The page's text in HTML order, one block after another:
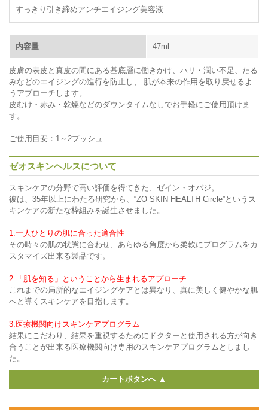
すっきり引き締めアンチエイジング美容液
内容量 47ml
皮膚の表皮と真皮の間にある基底層に働きかけ、ハリ・潤い不足、たる
みなどのエイジングの進行を防止し、 肌が本来の作用を取り戻せるよ
うアプローチします。
皮むけ・赤み・乾燥などのダウンタイムなしでお手軽にご使用頂けま
す。
ご使用目安：1～2プッシュ
ゼオスキンヘルスについて
スキンケアの分野で高い評価を得てきた、ゼイン・オバジ。
彼は、35年以上にわたる研究から、“ZO SKIN HEALTH Circle”というス
キンケアの新たな枠組みを誕生させました。
1.一人ひとりの肌に合った適合性
その時々の肌の状態に合わせ、あらゆる角度から柔軟にプログラムをカ
スタマイズ出来る製品です。
2.「肌を知る」ということから生まれるアプローチ
これまでの局所的なエイジングケアとは異なり、真に美しく健やかな肌
へと導くスキンケアを目指します。
3.医療機関向けスキンケアプログラム
結果にこだわり、結果を重視するためにドクターと使用される方が向き
合うことが出来る医療機関向け専用のスキンケアプログラムとしまし
た。
カートボタンへ ▲